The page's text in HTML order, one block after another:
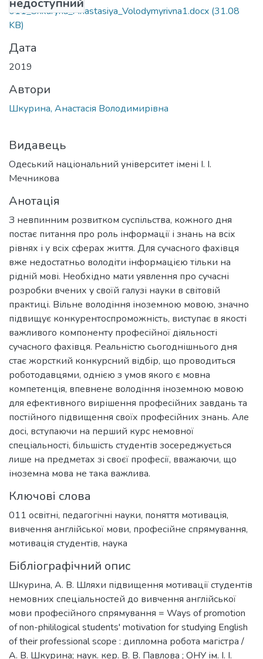
011_Shkuryna_Anastasiya_Volodymyrivna1.docx (31.08
KB)
Дата
2019
Автори
Шкурина, Анастасія Володимирівна
Видавець
Одеський національний університет імені І. І.
Мечникова
Анотація
З невпинним розвитком суспільства, кожного дня
постає питання про роль інформації і знань на всіх
рівнях і у всіх сферах життя. Для сучасного фахівця
вже недостатньо володіти інформацією тільки на
рідній мові. Необхідно мати уявлення про сучасні
розробки вчених у своїй галузі науки в світовій
практиці. Вільне володіння іноземною мовою, значно
підвищує конкурентоспроможність, виступає в якості
важливого компоненту професійної діяльності
сучасного фахівця. Реальністю сьогоднішнього дня
стає жорсткий конкурсний відбір, що проводиться
роботодавцями, однією з умов якого є мовна
компетенція, впевнене володіння іноземною мовою
для ефективного вирішення професійних завдань та
постійного підвищення своїх професійних знань. Але
досі, вступаючи на перший курс немовної
спеціальності, більшість студентів зосереджується
лише на предметах зі своєї професії, вважаючи, що
іноземна мова не така важлива.
Ключові слова
011 освітні, педагогічні науки, поняття мотивація,
вивчення англійської мови, професійне спрямування,
мотивація студентів, наука
Бібліографічний опис
Шкурина, А. В. Шляхи підвищення мотивації студентів
немовних спеціальностей до вивчення англійської
мови професійного спрямування = Ways of promotion
of non-phililogical students' motivation for studying English
of their professional scope : дипломна робота магістра /
А. В. Шкурина; наук. кер. В. В. Павлова ; ОНУ ім. І. І.